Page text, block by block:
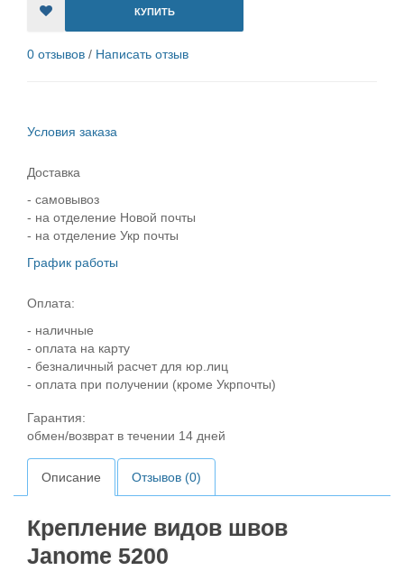
КУПИТЬ
0 отзывов / Написать отзыв
Условия заказа
Доставка
- самовывоз
- на отделение Новой почты
- на отделение Укр почты
График работы
Оплата:
- наличные
- оплата на карту
- безналичный расчет для юр.лиц
- оплата при получении (кроме Укрпочты)
Гарантия:
обмен/возврат в течении 14 дней
Описание Отзывов (0)
Крепление видов швов
Janome 5200